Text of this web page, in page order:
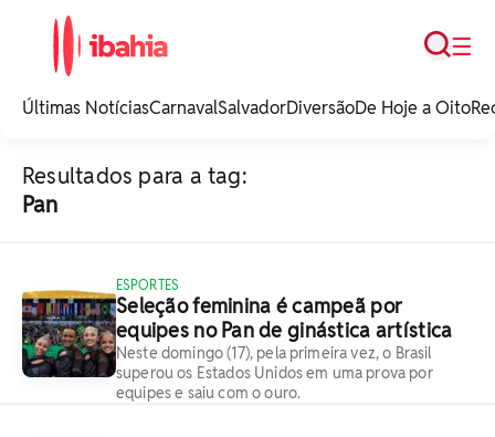
noticias e
☰
Busca
Últimas NotíciasCarnavalSalvadorDiversãoDe Hoje a Oito
Resultados para a tag:
Pan
ESPORTES
Seleção feminina é campeã por
equipes no Pan de ginástica artística
Neste domingo (17), pela primeira vez, o Brasil
superou os Estados Unidos em uma prova por
equipes e saiu com o ouro.